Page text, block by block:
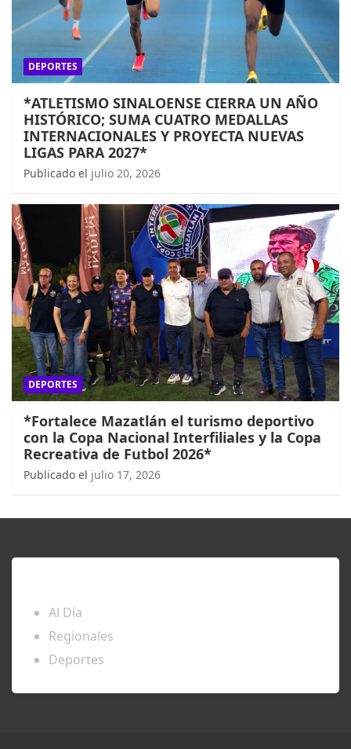
DEPORTES
*ATLETISMO SINALOENSE CIERRA UN AÑO
HISTÓRICO; SUMA CUATRO MEDALLAS
INTERNACIONALES Y PROYECTA NUEVAS
LIGAS PARA 2027*
Publicado el julio 20, 2026
DEPORTES
*Fortalece Mazatlán el turismo deportivo
con la Copa Nacional Interfiliales y la Copa
Recreativa de Futbol 2026*
Publicado el julio 17, 2026
Al Día
Regionales
Deportes